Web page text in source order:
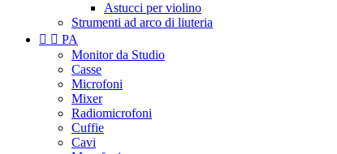
Astucci per violino
Strumenti ad arco di liuteria
  PA
Monitor da Studio
Casse
Microfoni
Mixer
Radiomicrofoni
Cuffie
Cavi